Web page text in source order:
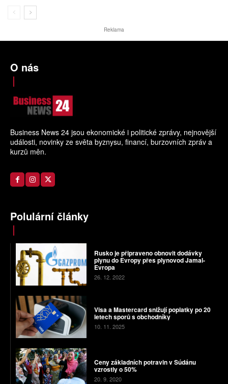
Reklama
O nás
Business News 24 jsou ekonomické i politické zprávy, nejnovější
události, novinky ze světa byznysu, financí, burzovních zpráv a
kurzů měn.
Polulární články
Rusko je připraveno obnovit dodávky
plynu do Evropy přes plynovod Jamal-
Evropa
26. 12. 2022
Visa a Mastercard snižují poplatky po 20
letech sporů s obchodníky
10. 11. 2025
Ceny základních potravin v Súdánu
vzrostly o 50%
20. 9. 2020